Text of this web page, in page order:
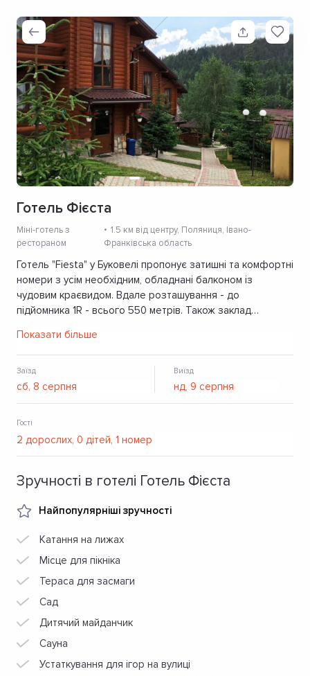
Готель Фієста
Міні-готель з
рестораном
1.5 км від центру, Поляниця, Івано-
Франківська область
Готель "Fiesta" у Буковелі пропонує затишні та комфортні
номери з усім необхідним, обладнані балконом із
чудовим краєвидом. Вдале розташування - до
підйомника 1R - всього 550 метрів. Також заклад
лиж, карпатську сауну на дровах, сад, парковку, альтанки
з мангалами.
Показати більше
Заїзд Виїзд
Гості
Зручності в готелі Готель Фієста
Найпопулярніші зручності
Катання на лижах
Місце для пікніка
Тераса для засмаги
Сад
Дитячий майданчик
Сауна
Устаткування для ігор на вулиці